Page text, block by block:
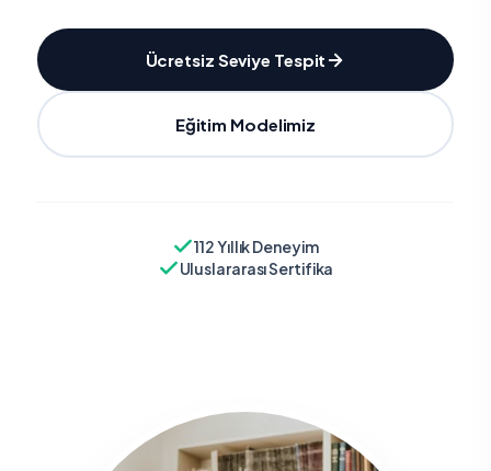
Ücretsiz Seviye Tespit
Eğitim Modelimiz
112 Yıllık Deneyim
Uluslararası Sertifika